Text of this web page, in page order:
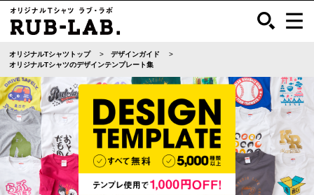
オリジナルTシャツトップ
デザインガイド
オリジナルTシャツのデザインテンプレート集